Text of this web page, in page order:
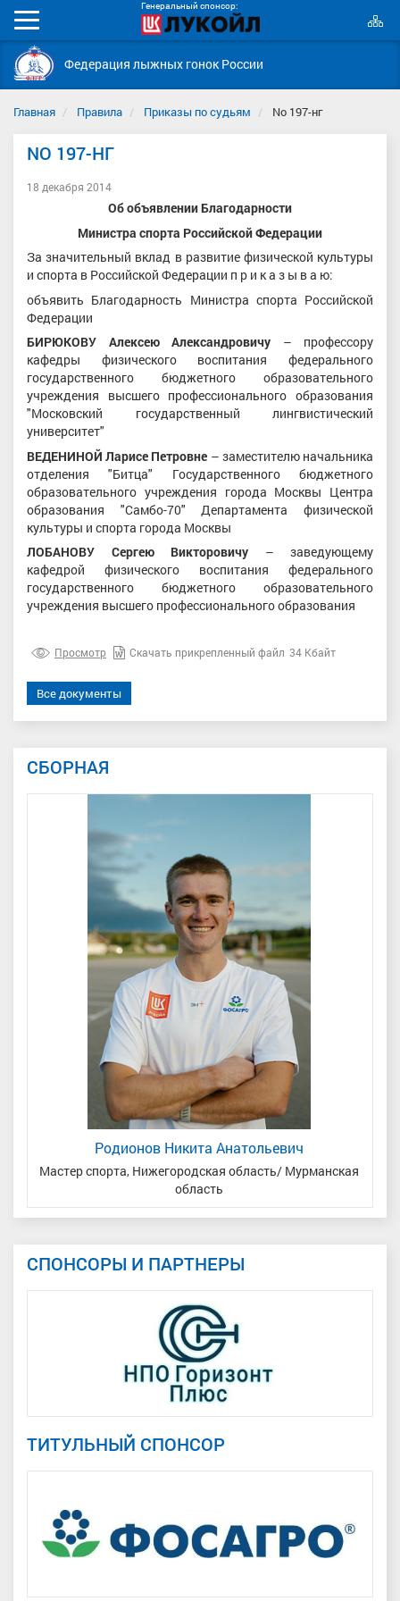
Генеральный спонсор:
Мобильное
меню
Федерация лыжных гонок России
Главная Правила Приказы по судьям No 197-нг
NO 197-НГ
18 декабря 2014
Об объявлении Благодарности
Министра спорта Российской Федерации
За значительный вклад в развитие физической культуры
и спорта в Российской Федерации п р и к а з ы в а ю:
объявить Благодарность Министра спорта Российской
Федерации
БИРЮКОВУ Алексею Александровичу – профессору
кафедры физического воспитания федерального
государственного бюджетного образовательного
учреждения высшего профессионального образования
"Московский государственный лингвистический
университет"
ВЕДЕНИНОЙ Ларисе Петровне – заместителю начальника
отделения "Битца" Государственного бюджетного
образовательного учреждения города Москвы Центра
образования "Самбо-70" Департамента физической
культуры и спорта города Москвы
ЛОБАНОВУ Сергею Викторовичу – заведующему
кафедрой физического воспитания федерального
государственного бюджетного образовательного
учреждения высшего профессионального образования
Просмотр Скачать прикрепленный файл 34 Кбайт
Все документы
СБОРНАЯ
Родионов Никита Анатольевич
Мастер спорта, Нижегородская область/ Мурманская
область
СПОНСОРЫ И ПАРТНЕРЫ
ТИТУЛЬНЫЙ СПОНСОР